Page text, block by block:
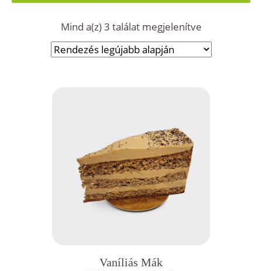
Mind a(z) 3 találat megjelenítveSorted
by
latest
Vaníliás Mák